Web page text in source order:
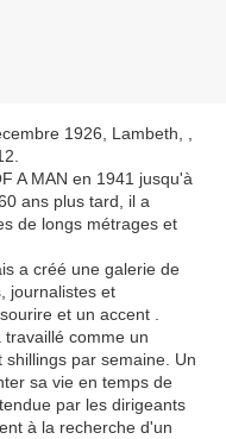
1926, Lambeth, ,
A MAN en 1941 jusqu'à
ans plus tard, il a
de longs métrages et
a créé une galerie de
journalistes et
et un accent .
comme un
par semaine. Un
sa vie en temps de
par les dirigeants
à la recherche d'un